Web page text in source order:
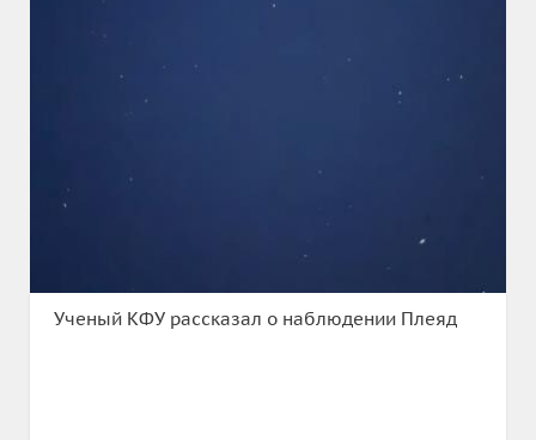
Ученый КФУ рассказал о наблюдении Плеяд